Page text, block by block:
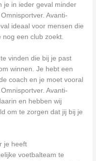
je in ieder geval minder
Avanti-
ideaal voor mensen die
nog een club zoekt.
vinden die bij je past
winnen. Je hebt een
coach en je moet vooral
Avanti-
en hebben wij
om te zorgen dat jij bij je
je heeft
voetbalteam te